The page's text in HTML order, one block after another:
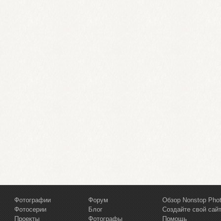
Фотографии
Фотосерии
Проекты
Форум
Блог
Фотографы
Обзор Nonstop
Создайте свой
Помощь